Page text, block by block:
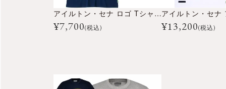
アイルトン・セナ ロゴ Tシャツ
¥7,700(税込) ¥13,200(税込)